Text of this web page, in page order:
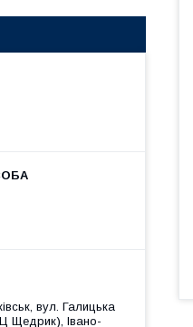
вул. Галицька
Щедрик), Івано-